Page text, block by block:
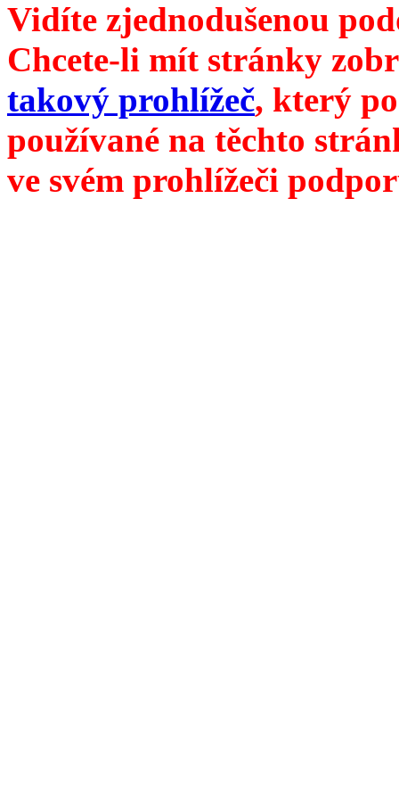
Vidíte zjednodušenou
Chcete-li mít stránky
takový prohlížeč, který
používané na těchto
ve svém prohlížeči